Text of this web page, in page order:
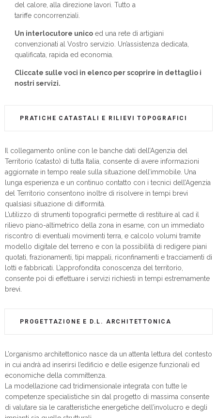
del calore, alla direzione lavori. Tutto a
tariffe concorrenziali.
Un interlocutore unico ed una rete di artigiani
convenzionati al Vostro servizio. Un’assistenza dedicata,
qualificata, rapida ed economia.
Cliccate sulle voci in elenco per scoprire in dettaglio i
nostri servizi.
PRATICHE CATASTALI E RILIEVI TOPOGRAFICI
Il collegamento online con le banche dati dell’Agenzia del
Territorio (catasto) di tutta Italia, consente di avere informazioni
aggiornate in tempo reale sulla situazione dell’immobile. Una
lunga esperienza e un continuo contatto con i tecnici dell’Agenzia
del Territorio consentono inoltre di risolvere in tempi brevi
qualsiasi situazione di difformità.
L’utilizzo di strumenti topografici permette di restituire al cad il
rilievo piano-altimetrico della zona in esame, con un immediato
riscontro di eventuali movimenti terra, e calcolo volumi tramite
modello digitale del terreno e con la possibilità di redigere piani
quotati, frazionamenti, tipi mappali, riconfinamenti e tracciamenti di
lotti e fabbricati. L’approfondita conoscenza del territorio,
consente poi di effettuare i servizi richiesti in tempi estremamente
brevi.
PROGETTAZIONE E D.L. ARCHITETTONICA
L’organismo architettonico nasce da un attenta lettura del contesto
in cui andrà ad inserirsi l’edificio e delle esigenze funzionali ed
economiche della committenza.
La modellazione cad tridimensionale integrata con tutte le
competenze specialistiche sin dal progetto di massima consente
di valutare sia le caratteristiche energetiche dell’involucro e degli